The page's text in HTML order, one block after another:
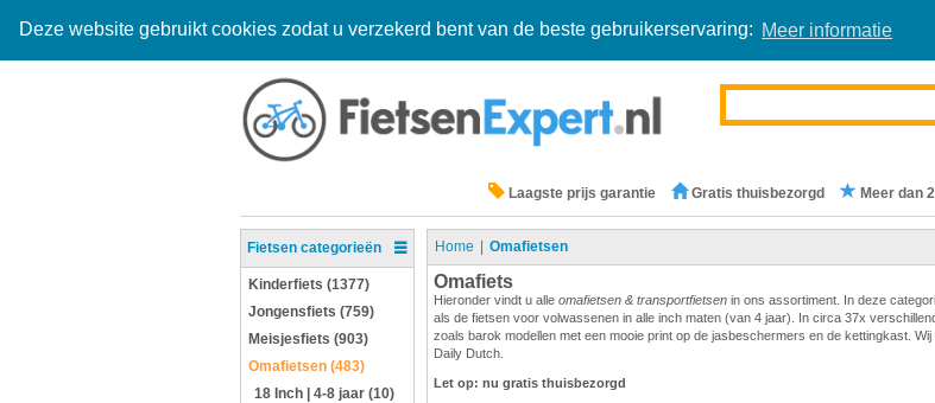
Deze website gebruikt cookies zodat u verzekerd bent van de beste gebruikerservaring: Meer informatie
Laagste prijs garantie Gratis thuisbezorgd Meer dan
Fietsen categorieën
Kinderfiets (1377)
Jongensfiets (759)
Meisjesfiets (903)
Omafietsen (483)
18 Inch | 4-8 jaar (10)
Home Omafietsen
Omafiets
Hieronder vindt u alle omafietsen & transportfietsen in ons assortiment. In deze
als de fietsen voor volwassenen in alle inch maten (van 4 jaar). In circa 37x
zoals barok modellen met een mooie print op de jasbeschermers en de kettingkast.
Daily Dutch.
Let op: nu gratis thuisbezorgd